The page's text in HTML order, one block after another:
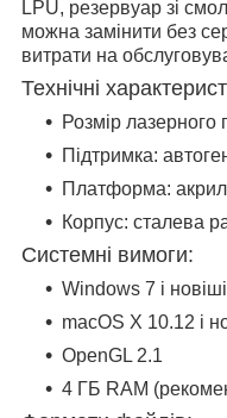
LPU, резервуар зі
можна замінити без
витрати на
Технічні
Розмір лазерного
Підтримка:
Платформа:
Корпус: сталева
Системні вимоги:
Windows 7 і новіші
macOS X 10.12 і
OpenGL 2.1
4 ГБ RAM